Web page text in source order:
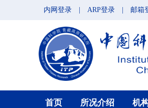
内网登录 ARP登录 邮箱
首页 所况介绍 机